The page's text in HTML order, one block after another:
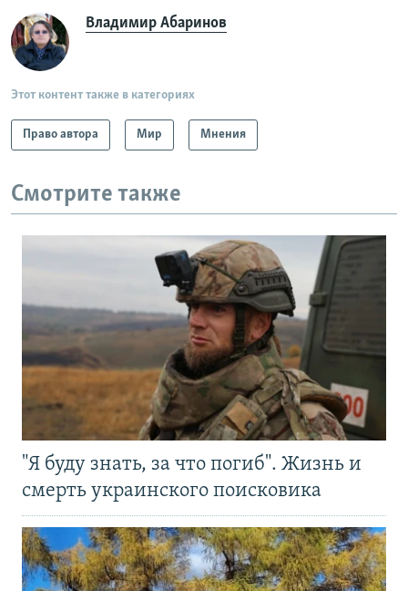
Владимир Абаринов
Этот контент также в категориях
Право автора Мир Мнения
Смотрите также
"Я буду знать, за что погиб". Жизнь и
смерть украинского поисковика